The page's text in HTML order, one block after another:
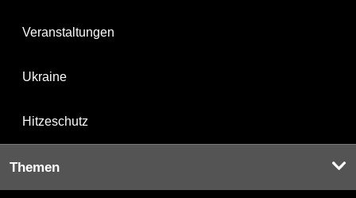
Veranstaltungen
Ukraine
Hitzeschutz
Themen